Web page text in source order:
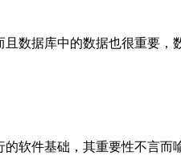
且数据库中的数据也很重要
的软件基础，其重要性不言而